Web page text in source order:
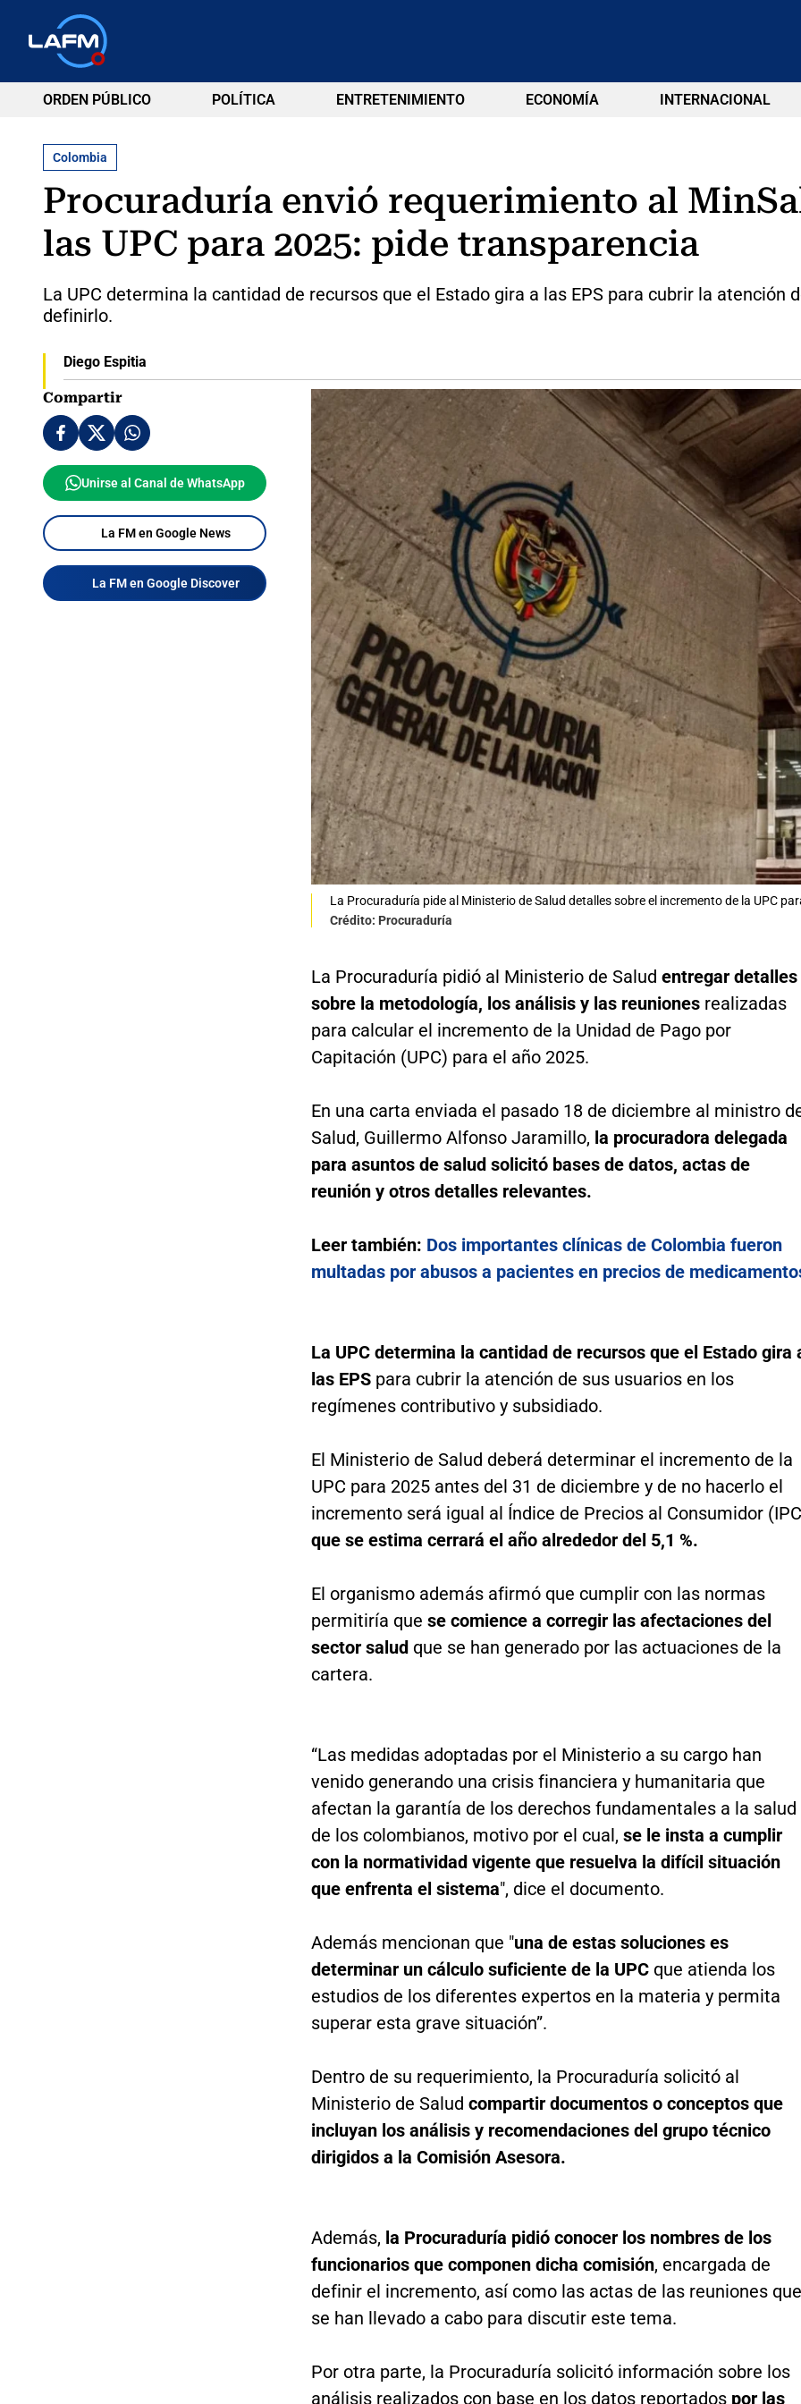
ORDEN PÚBLICO POLÍTICA ENTRETENIMIENTO ECONOMÍA INTERNACIONAL
Colombia
Procuraduría envió requerimiento al
las UPC para 2025: pide transparencia
La UPC determina la cantidad de recursos que el Estado gira a las EPS para cubrir la atención
definirlo.
Diego Espitia
Compartir
Unirse al Canal de WhatsApp
La FM en Google News
La FM en Google Discover
La Procuraduría pide al Ministerio de Salud detalles sobre el incremento de la UPC
Crédito: Procuraduría
La Procuraduría pidió al Ministerio de Salud entregar detalles
sobre la metodología, los análisis y las reunionesrealizadas
para calcular el incremento de la Unidad de Pago por
Capitación (UPC) para el año 2025.
En una carta enviada el pasado 18 de diciembre al ministro
Salud, Guillermo Alfonso Jaramillo, la procuradora delegada
para asuntos de salud solicitó bases de datos, actas de
reunión y otros detalles relevantes.
Leer también: Dos importantes clínicas de Colombia fueron
multadas por abusos a pacientes en precios de
La UPC determina la cantidad de recursos que el Estado gira
las EPSpara cubrir la atención de sus usuarios en los
regímenes contributivo y subsidiado.
El Ministerio de Salud deberá determinar el incremento de la
UPC para 2025 antes del 31 de diciembre y de no hacerlo el
incremento será igual al Índice de Precios al Consumidor
que se estima cerrará el año alrededor del 5,1 %.
El organismo además afirmó que cumplir con las normas
permitiría que se comience a corregir las afectaciones del
sector saludque se han generado por las actuaciones de la
cartera.
“Las medidas adoptadas por el Ministerio a su cargo han
venido generando una crisis financiera y humanitaria que
afectan la garantía de los derechos fundamentales a la salud
de los colombianos, motivo por el cual, se le insta a cumplir
con la normatividad vigente que resuelva la difícil situación
que enfrenta el sistema", dice el documento.
Además mencionan que "una de estas soluciones es
determinar un cálculo suficiente de la UPCque atienda los
estudios de los diferentes expertos en la materia y permita
superar esta grave situación”.
Dentro de su requerimiento, la Procuraduría solicitó al
Ministerio de Salud compartir documentos o conceptos que
incluyan los análisis y recomendaciones del grupo técnico
dirigidos a la Comisión Asesora.
Además, la Procuraduría pidió conocer los nombres de los
funcionarios que componen dicha comisión, encargada de
definir el incremento, así como las actas de las reuniones que
se han llevado a cabo para discutir este tema.
Por otra parte, la Procuraduría solicitó información sobre los
análisis realizados con base en los datos reportados por las